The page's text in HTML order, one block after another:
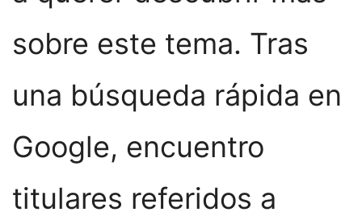
sobre este tema. Tras
una búsqueda rápida en
Google, encuentro
titulares referidos a